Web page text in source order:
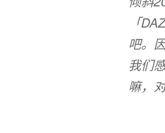
「
吧。
我们
嘛，